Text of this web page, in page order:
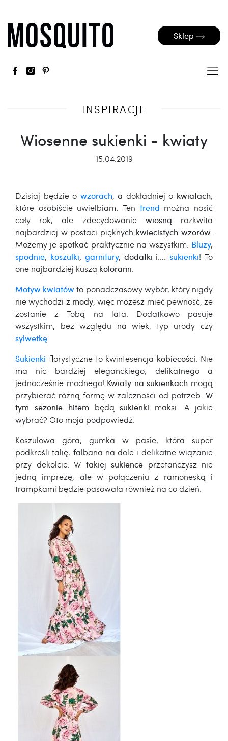
Sklep
INSPIRACJE
Wiosenne sukienki - kwiaty
15.04.2019
Dzisiaj będzie o wzorach, a dokładniej o kwiatach,
które osobiście uwielbiam. Ten trend można nosić
cały rok, ale zdecydowanie wiosną rozkwita
najbardziej w postaci pięknych kwiecistych wzorów
Możemy je spotkać praktycznie na wszystkim. Bluzy,
spodnie, koszulki, garnitury, dodatki i….sukienki! To
one najbardziej kuszą kolorami
Motyw kwiatówto ponadczasowy wybór, który nigdy
nie wychodzi z mody, więc możesz mieć pewność, że
zostanie z Tobą na lata. Dodatkowo pasuje
wszystkim, bez względu na wiek, typ urody czy
sylwetkę
Sukienki florystyczne to kwintesencja kobiecości . Nie
ma nic bardziej eleganckiego, delikatnego a
jednocześnie modnego! Kwiaty na sukienkach mogą
przybierać różną formę w zależności od potrzeb. W
tym sezonie hitem będąsukienki maksi. A jakie
wybrać? Oto moja podpowiedź.
Koszulowa góra, gumka w pasie, która super
podkreśli talię, falbana na dole i delikatne wiązanie
przy dekolcie. W takiej sukience przetańczysz nie
jedną imprezę, ale w połączeniu z ramoneską i
trampkami będzie pasowała również na co dzień.